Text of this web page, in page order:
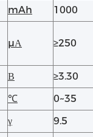
mAh 1000
μΑ ≥250
Β
≥3.30
℃
0~35
γ 9.5